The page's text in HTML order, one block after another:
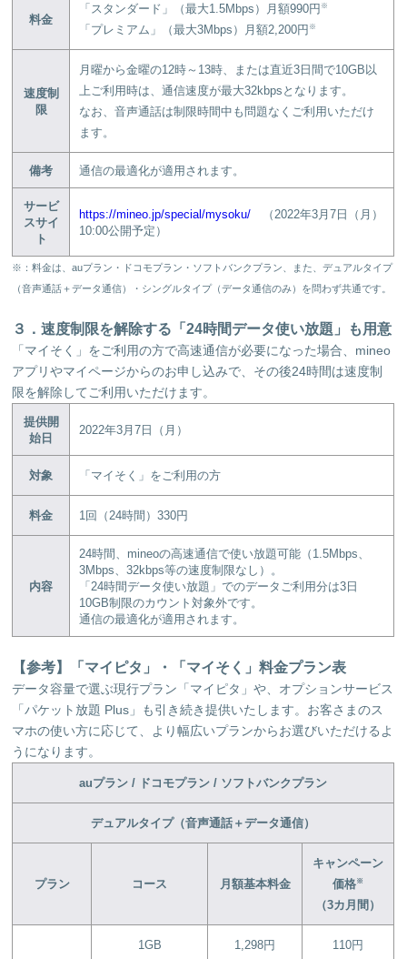
料金
「スタンダード」（最大1.5Mbps）月額990円 ※
「プレミアム」（最大3Mbps）月額2,200円 ※
速度制
限
月曜から金曜の12時～13時、または直近3日間で10GB以
上ご利用時は、通信速度が最大32kbpsとなります。
なお、音声通話は制限時間中も問題なくご利用いただけ
ます。
備考 通信の最適化が適用されます。
サービ
スサイ
ト
https://mineo.jp/special/mysoku/ （2022年3月7日（月）
10:00公開予定）
※：料金は、auプラン・ドコモプラン・ソフトバンクプラン、また、デュアルタイプ
（音声通話＋データ通信）・シングルタイプ（データ通信のみ）を問わず共通です。
３．速度制限を解除する「24時間データ使い放題」も用意
「マイそく」をご利用の方で高速通信が必要になった場合、mineo
アプリやマイページからのお申し込みで、その後24時間は速度制
限を解除してご利用いただけます。
提供開
始日
2022年3月7日（月）
対象 「マイそく」をご利用の方
料金 1回（24時間）330円
内容
24時間、mineoの高速通信で使い放題可能（1.5Mbps、
3Mbps、32kbps等の速度制限なし）。
「24時間データ使い放題」でのデータご利用分は3日
10GB制限のカウント対象外です。
通信の最適化が適用されます。
【参考】「マイピタ」・「マイそく」料金プラン表
データ容量で選ぶ現行プラン「マイピタ」や、オプションサービス
「パケット放題 Plus」も引き続き提供いたします。お客さまのス
マホの使い方に応じて、より幅広いプランからお選びいただけるよ
うになります。
auプラン / ドコモプラン / ソフトバンクプラン
デュアルタイプ（音声通話＋データ通信）
プラン コース 月額基本料金
キャンペーン
価格※
（3カ月間）
1GB 1,298円 110円